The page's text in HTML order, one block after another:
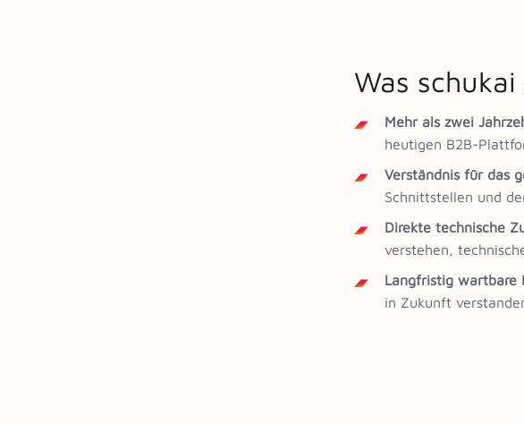
Was
Mehr als zwei
heutigen B2B-
Verständnis für das
Schnittstellen und
Direkte technische
verstehen,
Langfristig wartbare
in Zukunft